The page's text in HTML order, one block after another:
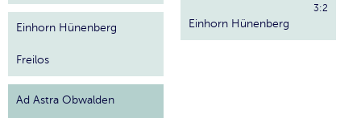
Einhorn Hünenberg
Freilos
Ad Astra Obwalden
Einhorn Hünenberg
3:2